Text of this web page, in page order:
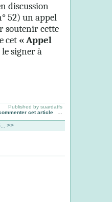
discussion
52) un appel
soutenir cette
cet « Appel
signer à
Published by suardatfs
cet article
>>